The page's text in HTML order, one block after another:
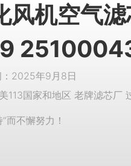
风机空气
2025年9月8日
113国家和地区 老牌滤芯厂
而不懈努力！